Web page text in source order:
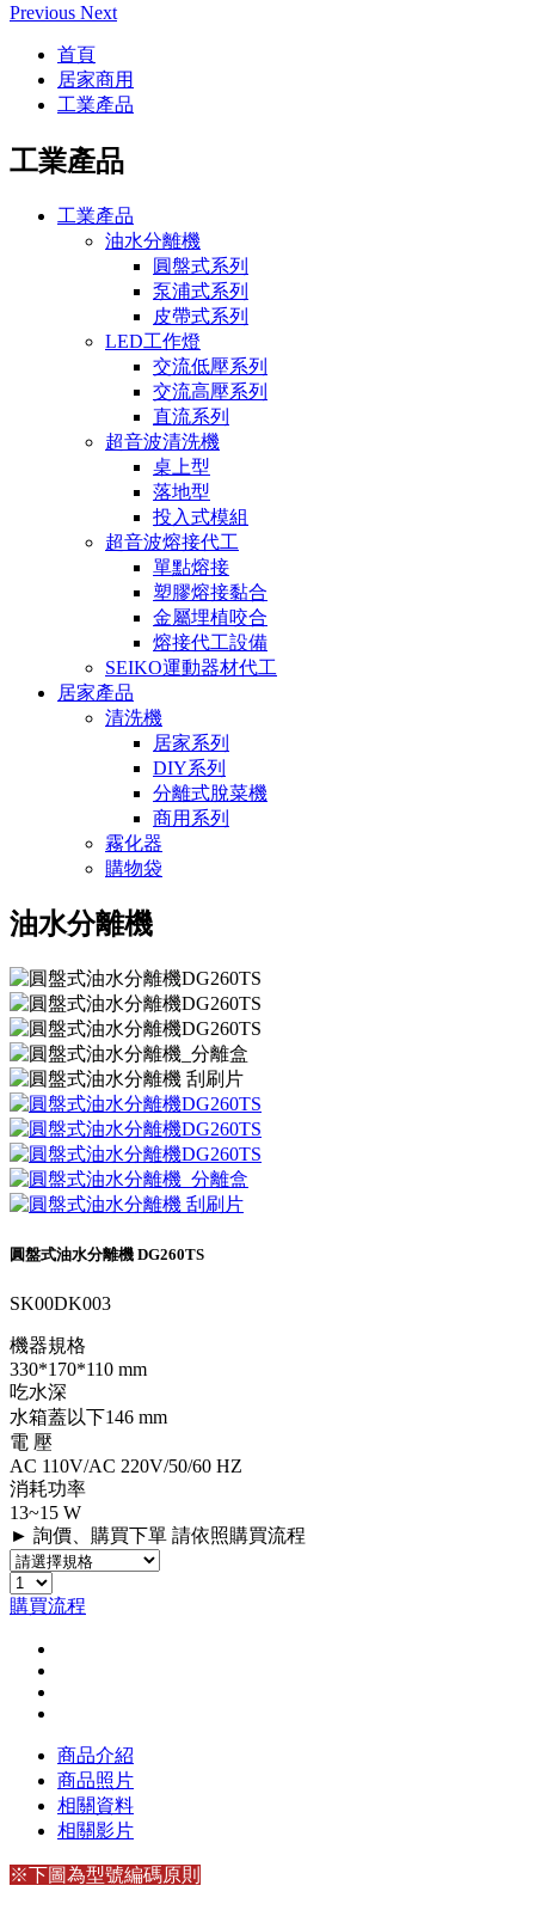
Previous Next
首頁
居家商用
工業產品
工業產品
工業產品
油水分離機
圓盤式系列
泵浦式系列
皮帶式系列
LED工作燈
交流低壓系列
交流高壓系列
直流系列
超音波清洗機
桌上型
落地型
投入式模組
超音波熔接代工
單點熔接
塑膠熔接黏合
金屬埋植咬合
熔接代工設備
SEIKO運動器材代工
居家產品
清洗機
居家系列
DIY系列
分離式脫菜機
商用系列
霧化器
購物袋
油水分離機
圓盤式油水分離機 DG260TS
SK00DK003
機器規格
330*170*110 mm
吃水深
水箱蓋以下146 mm
電 壓
AC 110V/AC 220V/50/60 HZ
消耗功率
13~15 W
► 詢價、購買下單 請依照購買流程
購買流程
商品介紹
商品照片
相關資料
相關影片
※下圖為型號編碼原則